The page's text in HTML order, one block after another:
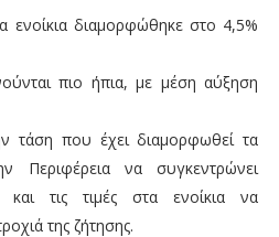
διαμορφώθηκε στο 4,5%
πιο ήπια, με μέση αύξηση
τάση που έχει διαμορφωθεί τα
Περιφέρεια να συγκεντρώνει
και τις τιμές στα ενοίκια να
της ζήτησης.